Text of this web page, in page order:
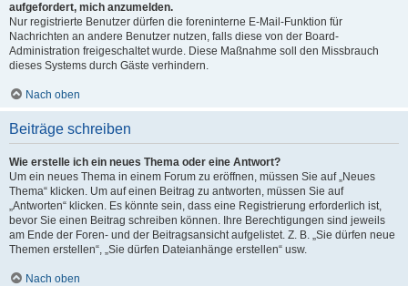
aufgefordert, mich anzumelden.
Nur registrierte Benutzer dürfen die foreninterne E-Mail-Funktion für
Nachrichten an andere Benutzer nutzen, falls diese von der Board-
Administration freigeschaltet wurde. Diese Maßnahme soll den Missbrauch
dieses Systems durch Gäste verhindern.
Nach oben
Beiträge schreiben
Wie erstelle ich ein neues Thema oder eine Antwort?
Um ein neues Thema in einem Forum zu eröffnen, müssen Sie auf „Neues
Thema“ klicken. Um auf einen Beitrag zu antworten, müssen Sie auf
„Antworten“ klicken. Es könnte sein, dass eine Registrierung erforderlich ist,
bevor Sie einen Beitrag schreiben können. Ihre Berechtigungen sind jeweils
am Ende der Foren- und der Beitragsansicht aufgelistet. Z. B. „Sie dürfen neue
Themen erstellen“, „Sie dürfen Dateianhänge erstellen“ usw.
Nach oben